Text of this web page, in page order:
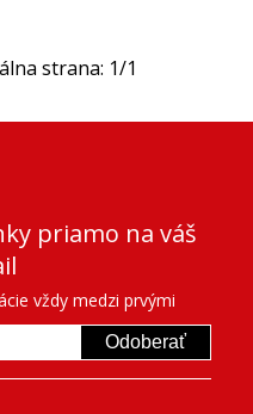
strana: 1/1
priamo na váš
vždy medzi prvými
Odoberať